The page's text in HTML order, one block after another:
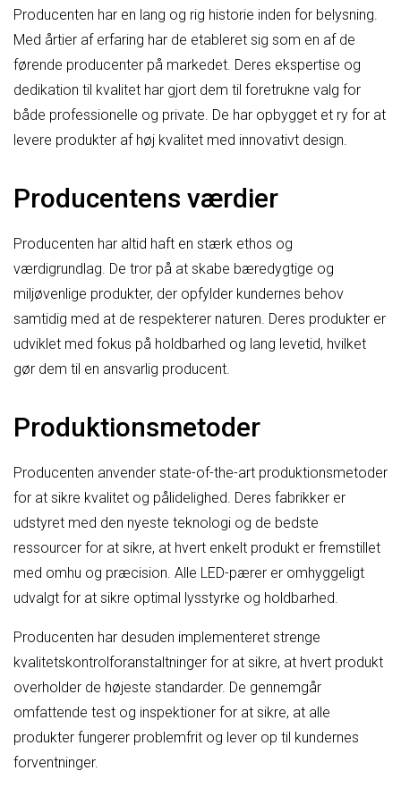
Producenten har en lang og rig historie inden for belysning.
Med årtier af erfaring har de etableret sig som en af de
førende producenter på markedet. Deres ekspertise og
dedikation til kvalitet har gjort dem til foretrukne valg for
både professionelle og private. De har opbygget et ry for at
levere produkter af høj kvalitet med innovativt design.
Producentens værdier
Producenten har altid haft en stærk ethos og
værdigrundlag. De tror på at skabe bæredygtige og
miljøvenlige produkter, der opfylder kundernes behov
samtidig med at de respekterer naturen. Deres produkter er
udviklet med fokus på holdbarhed og lang levetid, hvilket
gør dem til en ansvarlig producent.
Produktionsmetoder
Producenten anvender state-of-the-art produktionsmetoder
for at sikre kvalitet og pålidelighed. Deres fabrikker er
udstyret med den nyeste teknologi og de bedste
ressourcer for at sikre, at hvert enkelt produkt er fremstillet
med omhu og præcision. Alle LED-pærer er omhyggeligt
udvalgt for at sikre optimal lysstyrke og holdbarhed.
Producenten har desuden implementeret strenge
kvalitetskontrolforanstaltninger for at sikre, at hvert produkt
overholder de højeste standarder. De gennemgår
omfattende test og inspektioner for at sikre, at alle
produkter fungerer problemfrit og lever op til kundernes
forventninger.